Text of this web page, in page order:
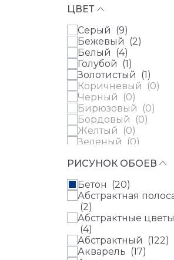
Amsterdam (
Ancona ( 0
Anita (0 )
Aristide (0
Aurora (0)
Bellavista (0
Blooming Garden (
Bon Voyage (
)
Boudoir ( 0)
Bright Whisper (
Casa Chic (0 )
Casual (0 )
Classic ( 0
Classic II (0)
Code Nature (0)
Colori Del Sole (
Composition
(Kandinsky) ( 0)
Cotton (
Country Charme (0)
Country Living (0)
Cuisine+Florentine (
Dolores (0
ЦВЕТ
Серый (9)
Бежевый (2)
Белый (4)
Голубой (1 )
Золотистый (1 )
Коричневый (0)
Черный (0)
Бирюзовый (0)
Бордовый (0)
Желтый (0)
Зеленый (0)
Изумрудный (0 )
Лиловый (
Лимонный ( 0)
Медь (
Мультиколор (0)
Оливковый (
Оранжевый ( 0)
Персиковый (
РИСУНОК ОБОЕВ
Бетон (20)
Абстрактная полоса
(2)
Абстрактные цветы
(4)
Абстрактный (122)
Акварель (17)